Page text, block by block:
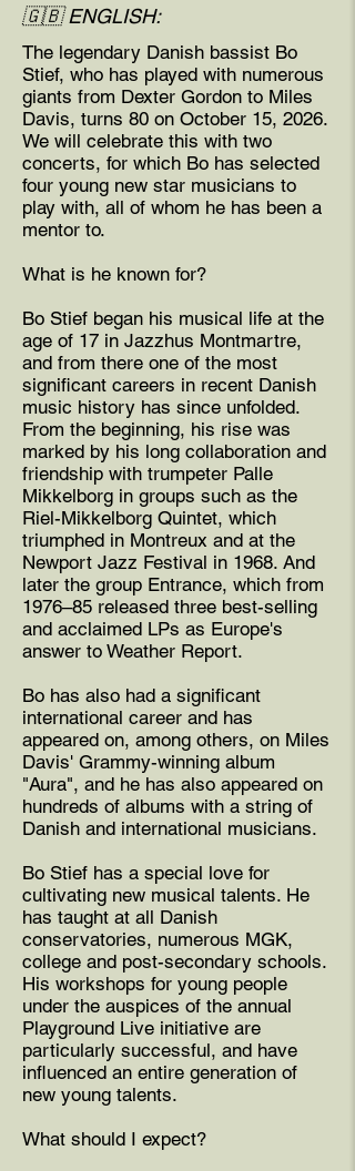
🇬🇧 ENGLISH:
The legendary Danish bassist Bo
Stief, who has played with numerous
giants from Dexter Gordon to Miles
Davis, turns 80 on October 15, 2026.
We will celebrate this with two
concerts, for which Bo has selected
four young new star musicians to
play with, all of whom he has been a
mentor to.
What is he known for?
Bo Stief began his musical life at the
age of 17 in Jazzhus Montmartre,
and from there one of the most
significant careers in recent Danish
music history has since unfolded.
From the beginning, his rise was
marked by his long collaboration and
friendship with trumpeter Palle
Mikkelborg in groups such as the
Riel-Mikkelborg Quintet, which
triumphed in Montreux and at the
Newport Jazz Festival in 1968. And
later the group Entrance, which from
1976–85 released three best-selling
and acclaimed LPs as Europe's
answer to Weather Report.
Bo has also had a significant
international career and has
appeared on, among others, on Miles
Davis' Grammy-winning album
"Aura", and he has also appeared on
hundreds of albums with a string of
Danish and international musicians.
Bo Stief has a special love for
cultivating new musical talents. He
has taught at all Danish
conservatories, numerous MGK,
college and post-secondary schools.
His workshops for young people
under the auspices of the annual
Playground Live initiative are
particularly successful, and have
influenced an entire generation of
new young talents.
What should I expect?